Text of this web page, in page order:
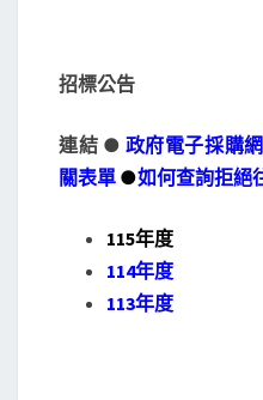
招標公告
連結 ● 政府電子採購網
關表單 ●如何查詢拒絕
115年度
114年度
113年度